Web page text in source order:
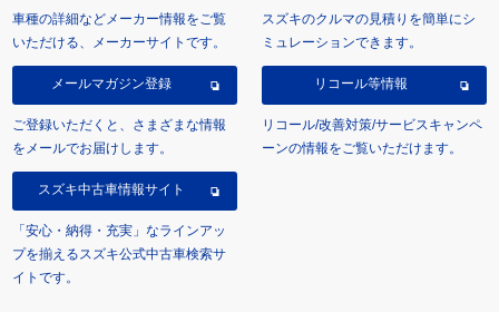
車種の詳細などメーカー情報をご覧
いただける、メーカーサイトです。
スズキのクルマの見積りを簡単にシ
ミュレーションできます。
メールマガジン登録
ご登録いただくと、さまざまな情報
をメールでお届けします。
リコール等情報
リコール/改善対策/サービスキャンペ
ーンの情報をご覧いただけます。
スズキ中古車情報サイト
「安心・納得・充実」なラインアッ
プを揃えるスズキ公式中古車検索サ
イトです。